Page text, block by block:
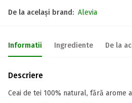
De la același brand: Alevia
Informatii Ingrediente De la
Descriere
Ceai de tei 100% natural, fără arome